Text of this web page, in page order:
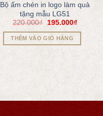
Bộ ấm chén in logo làm quà
tặng mẫu LG51
220.000₫ 195.000₫
THÊM VÀO GIỎ HÀNG